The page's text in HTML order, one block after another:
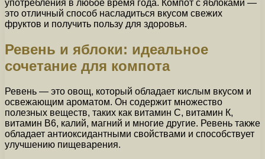
употребления в любое время года. Компот с яблоками —
это отличный способ насладиться вкусом свежих
фруктов и получить пользу для здоровья.
Ревень и яблоки: идеальное
сочетание для компота
Ревень — это овощ, который обладает кислым вкусом и
освежающим ароматом. Он содержит множество
полезных веществ, таких как витамин С, витамин К,
витамин В6, калий, магний и многие другие. Ревень также
обладает антиоксидантными свойствами и способствует
улучшению пищеварения.